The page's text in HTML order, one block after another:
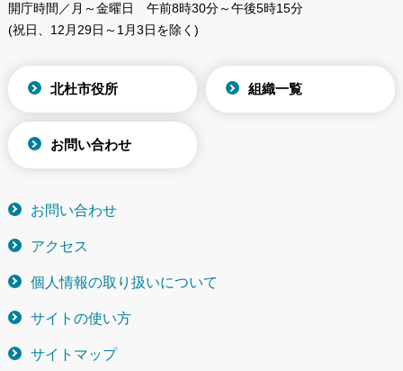
開庁時間／月～金曜日
午前8時30分～午後5時15分
(祝日、12月29日～1月3日を除く)
北杜市役所 組織一覧
お問い合わせ
お問い合わせ
アクセス
個人情報の取り扱いについて
サイトの使い方
サイトマップ